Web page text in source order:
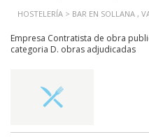
HOSTELERÍA > BAR EN SOLLANA ,
Empresa Contratista de obra
categoria D. obras adjudicadas